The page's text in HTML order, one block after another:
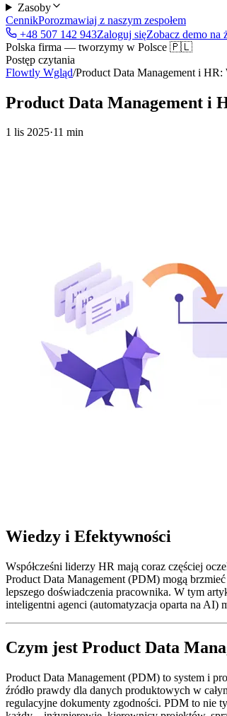
Zasoby
CennikPorozmawiaj z naszym zespołem
+48 507 142 943Zaloguj sięZobacz demo na
Polska firma — tworzymy w Polsce 🇵🇱
Postęp czytania
Flowtly Wgląd/Product Data Management i HR:
Product Data Management i
1 lis 2025·11 min
Wiedzy i Efektywności
Współcześni liderzy HR mają coraz częściej
Product Data Management (PDM) mogą
lepszego doświadczenia pracownika. W tym
inteligentni agenci (automatyzacja oparta na AI)
Czym jest Product Data
Product Data Management (PDM) to system i
źródło prawdy dla danych produktowych w
regulacyjne dokumenty zgodności. PDM to nie